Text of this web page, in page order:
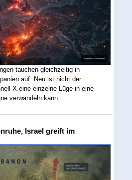
tauchen gleichzeitig in
auf. Neu ist nicht der
X eine einzelne Lüge in eine
verwandeln kann....
Israel greift im